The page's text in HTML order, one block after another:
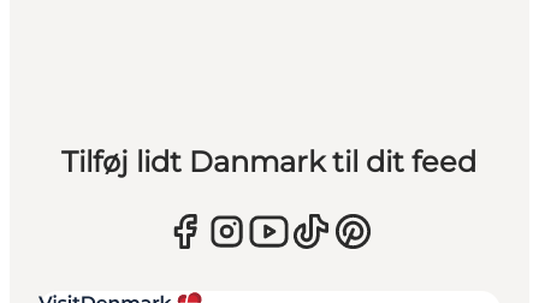
Tilføj lidt Danmark til dit feed